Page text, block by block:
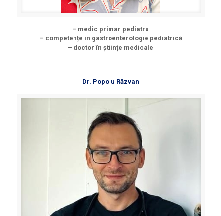
– medic primar pediatru
– competențe în gastroenterologie pediatrică
– doctor în științe medicale
Dr. Popoiu Răzvan